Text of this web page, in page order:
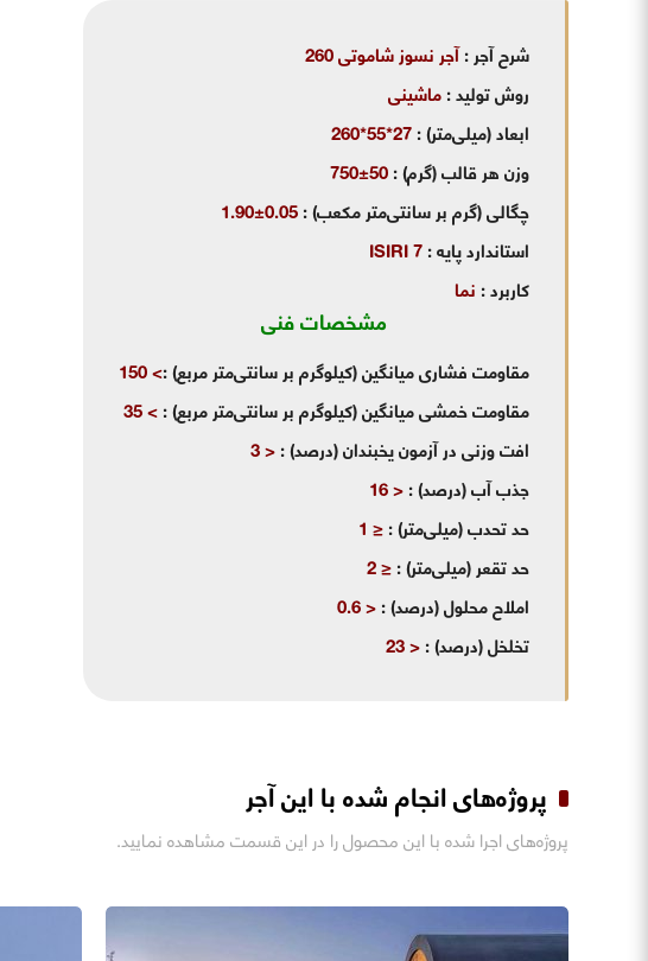
شرح آجر:آجر نسوز شاموتی 260
روش تولید:ماشینی
ابعاد (میلی‌متر) :27*55*260
وزن هر قالب (گرم):
50±750
چگالی (گرم بر سانتی‌متر مکعب):
0.05±1.90
استاندارد پایه:
ISIRI 7
کاربرد:نما
مشخصات فنی
مقاومت فشاری میانگین (کیلوگرم بر سانتی‌متر مربع):
> 150
مقاومت خمشی میانگین (کیلوگرم بر سانتی‌متر مربع):
> 35
افت وزنی در آزمون یخبندان (درصد):
< 3
جذب آب (درصد):
< 16
حد تحدب (میلی‌متر):
≤
1
حد تقعر (میلی‌متر):
≤
2
املاح محلول (درصد):
< 0.6
تخلخل (درصد):
< 23
پروژه‌های انجام شده با این آجر
پروژه‌های اجرا شده با این محصول را در این قسمت مشاهده نمایید.